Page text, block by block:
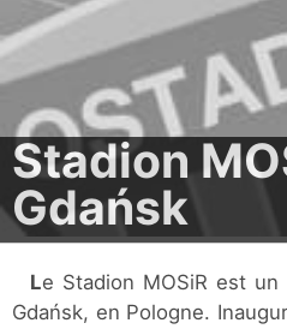
Stadion
Gdańsk
Le Stadion MOSiR est un stade de football situé à
Gdańsk, en Pologne.